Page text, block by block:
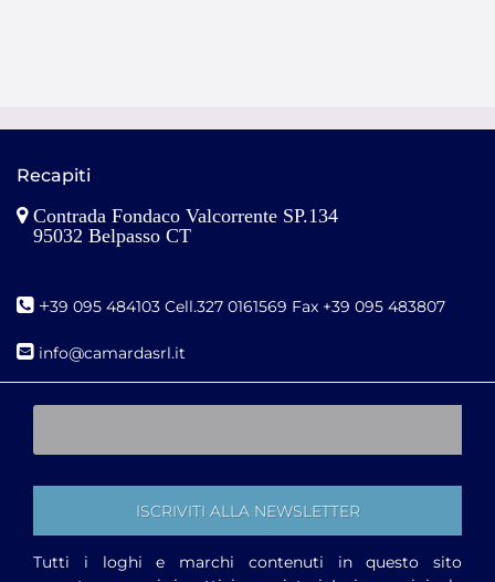
Recapiti
Contrada Fondaco Valcorrente SP.134
95032 Belpasso CT
+39 095 484103 Cell.327 0161569 Fax +39 095 483807
info@camardasrl.it
Tutti i loghi e marchi contenuti in questo sito